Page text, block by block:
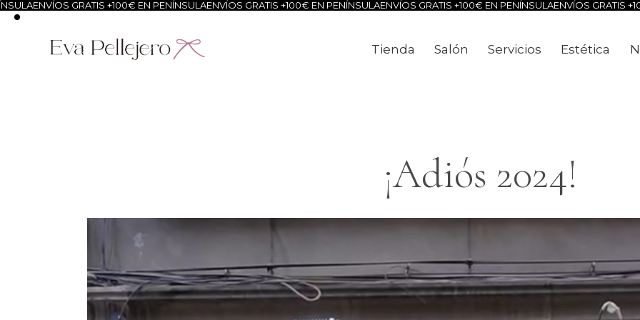
GRATIS +100€ EN PENÍNSULAENVÍOS GRATIS +100€ EN PENÍNSULAENVÍOS GRATIS +100€ EN PENÍNSULAENVÍOS GRATIS +100€ EN
Tienda Salón Servicios Estética
¡Adiós 2024!